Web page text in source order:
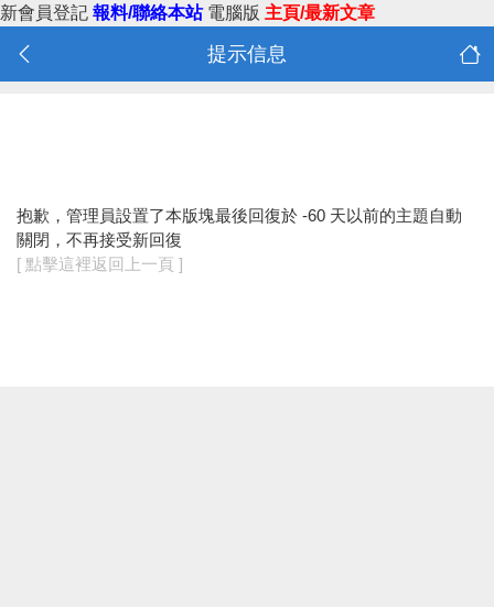
新會員登記 報料/聯絡本站 電腦版 主頁/最新文章
提示信息
抱歉，管理員設置了本版塊最後回復於 -60 天以前的主題自動
關閉，不再接受新回復
[ 點擊這裡返回上一頁 ]